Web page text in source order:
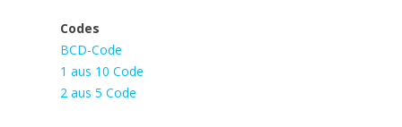
Codes
BCD-Code
1 aus 10 Code
2 aus 5 Code